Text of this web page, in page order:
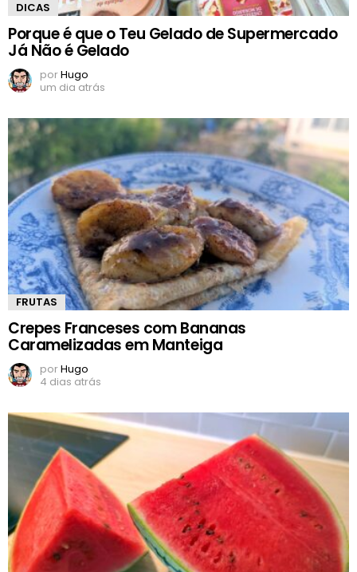
DICAS
Porque é que o Teu Gelado de Supermercado
Já Não é Gelado
porHugo
um dia atrás
FRUTAS
Crepes Franceses com Bananas
Caramelizadas em Manteiga
porHugo
4 dias atrás